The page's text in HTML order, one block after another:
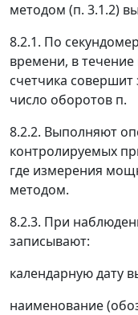
методом (п. 3.1.2)
8.2.1. По
времени, в течение
счетчика
число оборотов п.
8.2.2. Выполняют
контролируемых
где измерения
методом.
8.2.3. При
записывают:
календарную дату
наименование